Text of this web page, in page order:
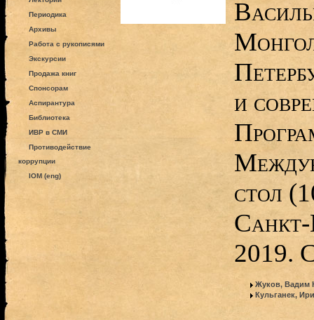
Периодика
Архивы
Работа с рукописями
Экскурсии
Продажа книг
Спонсорам
Аспирантура
Библиотека
ИВР в СМИ
Противодействие
коррупции
IOM (eng)
и
стол
2019.
Жуков, Вадим
Кульганек,